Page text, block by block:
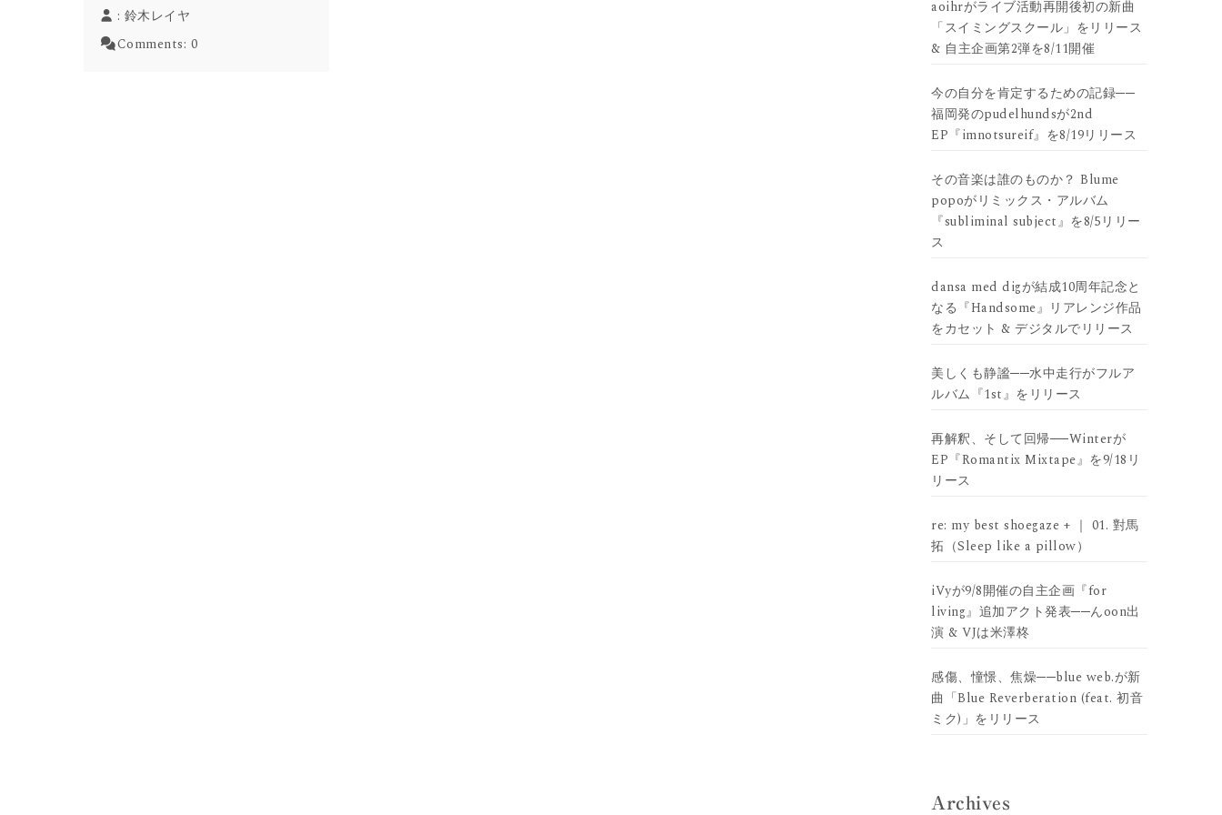
: 鈴木レイヤ
Comments: 0
aoihrがライブ活動再開後初の新曲
「スイミングスクール」をリリース
& 自主企画第2弾を8/11開催
今の自分を肯定するための記録──
福岡発のpudelhundsが2nd
EP『imnotsureif』を8/19リリース
その音楽は誰のものか？ Blume
popoがリミックス・アルバム
『subliminal subject』を8/5リリー
ス
dansa med digが結成10周年記念と
なる『Handsome』リアレンジ作品
をカセット & デジタルでリリース
美しくも静謐──水中走行がフルア
ルバム『1st』をリリース
再解釈、そして回帰──Winterが
EP『Romantix Mixtape』を9/18リ
リース
re: my best shoegaze + ｜ 01. 對馬
拓（Sleep like a pillow）
iVyが9/8開催の自主企画『for
living』追加アクト発表──んoon出
演 & VJは米澤柊
感傷、憧憬、焦燥──blue web.が新
曲「Blue Reverberation (feat. 初音
ミク)」をリリース
Archives